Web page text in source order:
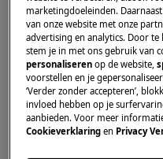
waterdruk.
Draai de
toevoerslang.
Plaats een
Draai de kraan
voldoende
emmer van 10
marketingdoeleinden.
van onze website met onze
advertising en analytics. Door te
stem je in met ons gebruik van
personaliseren op de website,
voorstellen en je
‘Verder zonder accepteren’,
invloed hebben op je
aanbieden. Voor meer
Cookieverklaring en Privacy